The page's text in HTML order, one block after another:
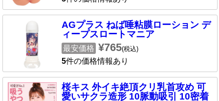
AGプラス ねば唾粘膜ローション デ
ィープスロートマニア
最安価格 ¥765(税込)
5件の価格情報あり
桜キス 外イキ絶頂クリ乳首攻め 可
愛いサクラ造形 10脈動吸引 10密着